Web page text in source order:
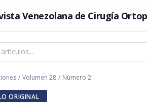
Venezolana de Cirugía
/ Volumen 28 / Número 2
ORIGINAL